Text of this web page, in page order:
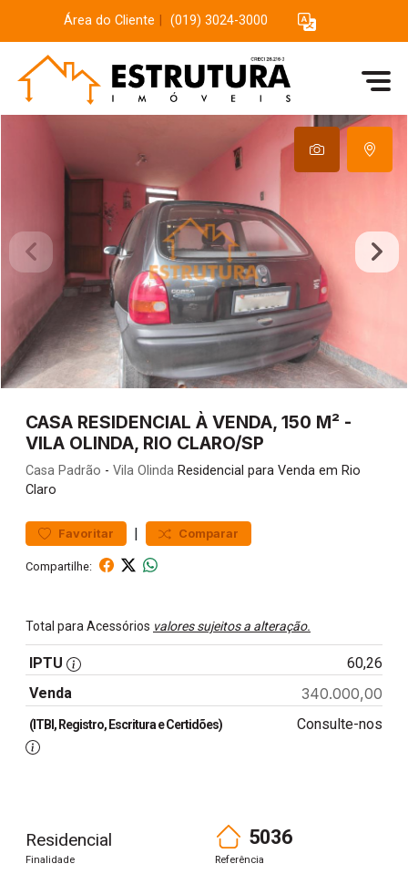
Área do Cliente (019) 3024-3000
CASA RESIDENCIAL À VENDA, 150 M² -
VILA OLINDA, RIO CLARO/SP
Casa Padrão - Vila Olinda Residencial para Venda em Rio
Claro
Favoritar | Comparar
Compartilhe:
Total para Acessórios valores sujeitos a alteração.
IPTU
60,26
Venda
340.000,00
(ITBI, Registro, Escritura e Certidões) Consulte-nos
Residencial
Finalidade
5036
Referência